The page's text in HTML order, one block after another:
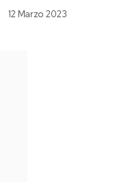
12 Marzo 2023